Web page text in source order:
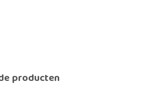
producten